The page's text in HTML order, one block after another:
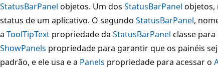
StatusBarPanel objetos. Um dos StatusBarPanel objetos,
status de um aplicativo. O segundo StatusBarPanel,
a ToolTipText propriedade da StatusBarPanel classe
ShowPanels propriedade para garantir que os painéis
padrão, e ele usa e a Panels propriedade para acessar o